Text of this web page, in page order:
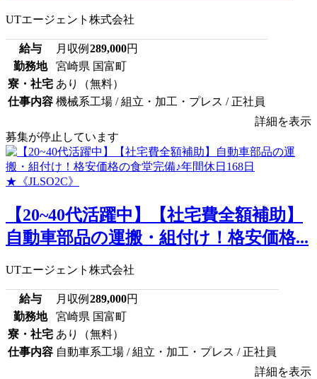
UTエージェント株式会社
給与 月収例 289,000円
勤務地
宮崎県 国富町
寮・社宅 あり（無料）
仕事内容 機械系工場 / 組立・加工・プレス / 正社員
詳細を表示
募集が停止しています
【20~40代活躍中】【社宅費全額補助】
自動車部品の運搬・組付け！格安価格...
UTエージェント株式会社
給与 月収例 289,000円
勤務地
宮崎県 国富町
寮・社宅 あり（無料）
仕事内容 自動車系工場 / 組立・加工・プレス / 正社員
詳細を表示